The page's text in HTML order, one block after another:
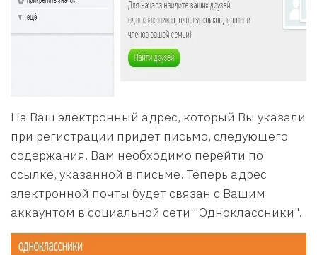
На Ваш электронный адрес, который Вы указали
при регистрации придет письмо, следующего
содержания. Вам необходимо перейти по
ссылке, указанной в письме. Теперь адрес
электронной почты будет связан с Вашим
аккаунтом в социальной сети "Одноклассники".